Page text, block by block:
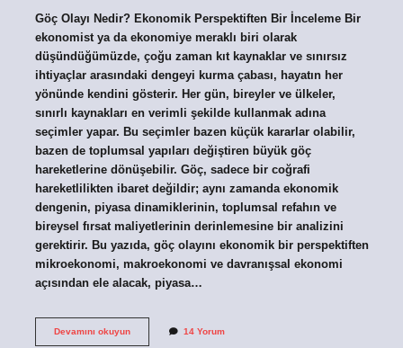
Göç Olayı Nedir? Ekonomik Perspektiften Bir İnceleme Bir
ekonomist ya da ekonomiye meraklı biri olarak
düşündüğümüzde, çoğu zaman kıt kaynaklar ve sınırsız
ihtiyaçlar arasındaki dengeyi kurma çabası, hayatın her
yönünde kendini gösterir. Her gün, bireyler ve ülkeler,
sınırlı kaynakları en verimli şekilde kullanmak adına
seçimler yapar. Bu seçimler bazen küçük kararlar olabilir,
bazen de toplumsal yapıları değiştiren büyük göç
hareketlerine dönüşebilir. Göç, sadece bir coğrafi
hareketlilikten ibaret değildir; aynı zamanda ekonomik
dengenin, piyasa dinamiklerinin, toplumsal refahın ve
bireysel fırsat maliyetlerinin derinlemesine bir analizini
gerektirir. Bu yazıda, göç olayını ekonomik bir perspektiften
mikroekonomi, makroekonomi ve davranışsal ekonomi
açısından ele alacak, piyasa…
Devamını okuyunGöç
olayı
14 Yorum